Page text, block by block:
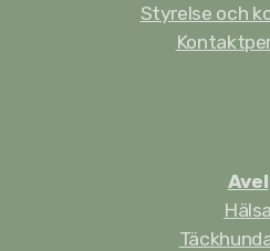
Styrelse och
Avel
Hälsa